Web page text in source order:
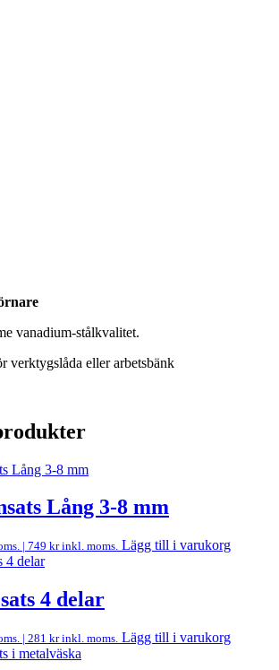
vanadium-stålkvalitet.
verktygslåda eller arbetsbänk
Lång 3-8 mm
| 749 krinkl. moms. Lägg till i varukorg
4 delar
| 281 krinkl. moms. Lägg till i varukorg